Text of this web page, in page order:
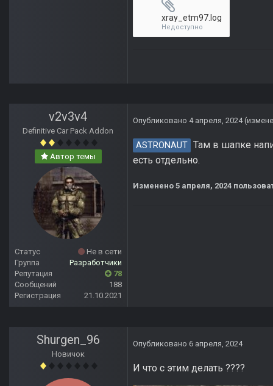
xray_etm97.log
Недоступно
v2v3v4
Definitive Car Pack Addon
Автор темы
Статус
Не в сети
Группа
Разработчики
Репутация
78
Сообщений
188
Регистрация
21.10.2021
Опубликовано 4 апреля, 2024
ASTRONAUT Там в шапке
есть отдельно.
Изменено 5 апреля, 2024
Shurgen_96
Новичок
Опубликовано 6 апреля, 2024
И что с этим делать ????